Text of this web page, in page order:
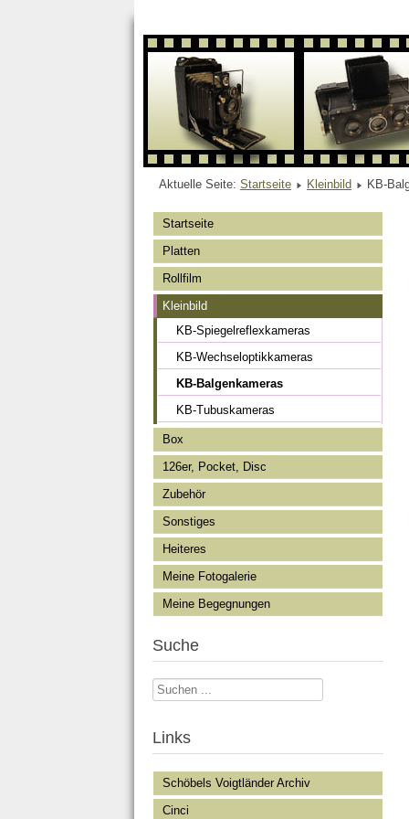
Aktuelle Seite: Startseite Kleinbild KB-
Startseite
Platten
Rollfilm
Kleinbild
KB-Spiegelreflexkameras
KB-Wechseloptikkameras
KB-Balgenkameras
KB-Tubuskameras
Box
126er, Pocket, Disc
Zubehör
Sonstiges
Heiteres
Meine Fotogalerie
Meine Begegnungen
Suche
Suchen
Links
Schöbels Voigtländer Archiv
Cinci